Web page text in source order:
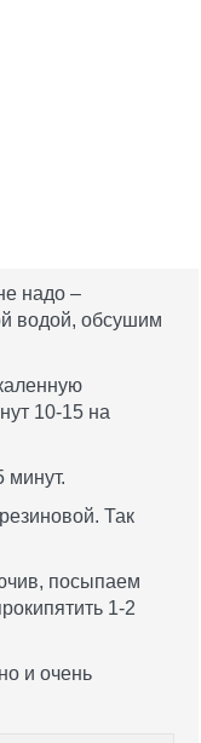
надо –
водой, обсушим
10-15 на
минут.
Так
посыпаем
1-2
и очень